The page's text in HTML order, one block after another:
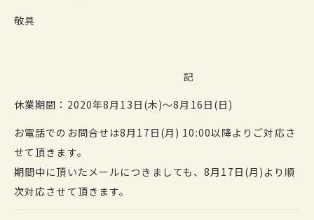
敬具
記
休業期間：2020年8月13日(木)～8月16日(日)
お電話でのお問合せは8月17日(月) 10:00以降よりご対応さ
せて頂きます。
期間中に頂いたメールにつきましても、8月17日(月)より順
次対応させて頂きます。